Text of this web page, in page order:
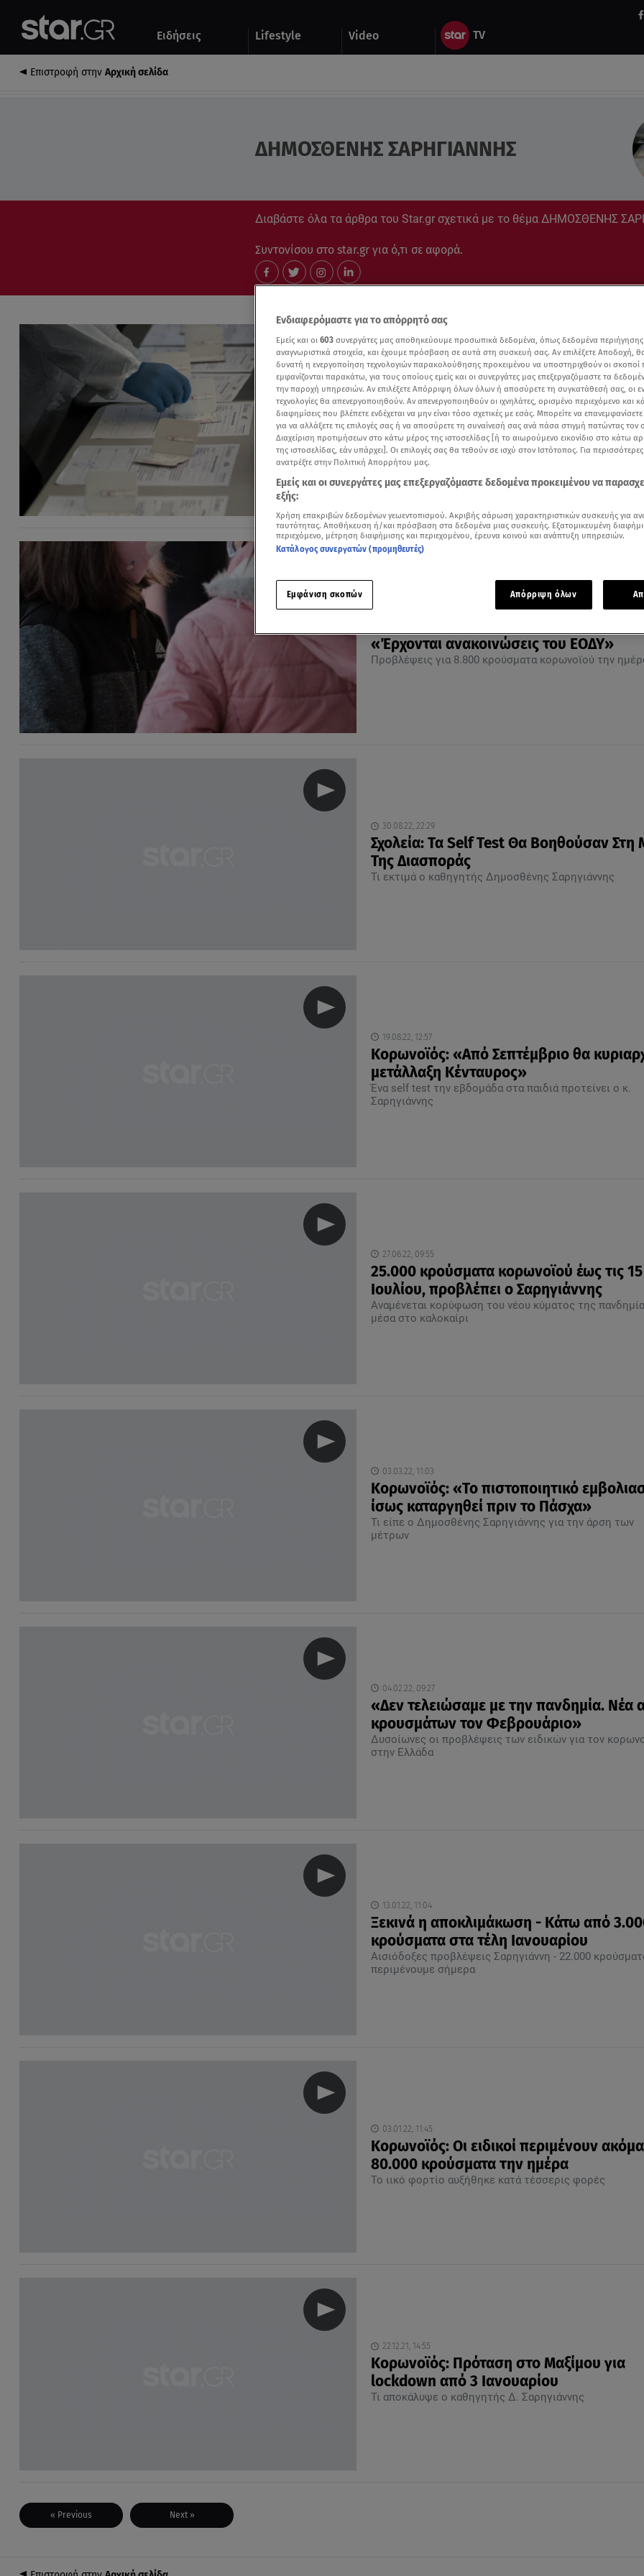
Ειδήσεις Lifestyle Video
Αυτοκίνητο
Επιστροφή στην Αρχική σελίδα
ΔΗΜΟΣΘΕΝΗΣ ΣΑΡΗΓΙΑΝΝΗΣ
Διαβάστε όλα τα άρθρα του Star.gr σχετικά με το θέμα ΔΗΜΟΣΘΕΝΗΣ
Συντονίσου στο star.gr για ό,τι σε αφορά.
08.01.24, 10:40
Κορωνοϊός: «Κορύφωση τέλη Γενάρη
κρούσματα τη μέρα»
Εφιαλτική πρόβλεψη από τον καθηγητή Σαρηγιάννη
«Έρχονται ανακοινώσεις του ΕΟΔΥ»
Προβλέψεις για 8.800 κρούσματα κορωνοϊού την
30.08.22, 22:29
Σχολεία: Τα Self Test Θα Βοηθούσαν Στη
Της Διασποράς
Τι εκτιμά ο καθηγητής Δημοσθένης Σαρηγιάννης
19.08.22, 12:57
Κορωνοϊός: «Από Σεπτέμβριο θα
μετάλλαξη Κένταυρος»
Ένα self test την εβδομάδα στα παιδιά προτείνει ο κ.
Σαρηγιάννης
27.06.22, 09:55
25.000 κρούσματα κορωνοϊού έως τις 15
Ιουλίου, προβλέπει ο Σαρηγιάννης
Αναμένεται κορύφωση του νέου κύματος της
μέσα στο καλοκαίρι
03.03.22, 11:03
Κορωνοϊός: «Το πιστοποιητικό
ίσως καταργηθεί πριν το Πάσχα»
Τι είπε ο Δημοσθένης Σαρηγιάννης για την άρση των
μέτρων
04.02.22, 09:27
«Δεν τελειώσαμε με την πανδημία. Νέα
κρουσμάτων τον Φεβρουάριο»
Δυσοίωνες οι προβλέψεις των ειδικών για τον
στην Ελλάδα
13.01.22, 11:04
Ξεκινά η αποκλιμάκωση - Κάτω από
κρούσματα στα τέλη Ιανουαρίου
Αισιόδοξες προβλέψεις Σαρηγιάννη - 22.000
περιμένουμε σήμερα
03.01.22, 11:45
Κορωνοϊός: Οι ειδικοί περιμένουν
80.000 κρούσματα την ημέρα
Το ιικό φορτίο αυξήθηκε κατά τέσσερις φορές
22.12.21, 14:55
Κορωνοϊός: Πρόταση στο Μαξίμου για
lockdown από 3 Ιανουαρίου
Τι αποκάλυψε ο καθηγητής Δ. Σαρηγιάννης
« Previous Next »
Ενδιαφερόμαστε για το απόρρητό σας
Εμείς και οι 603 συνεργάτες μας αποθηκεύουμε προσωπικά δεδομένα, όπως δεδομένα
αναγνωριστικά στοιχεία, και έχουμε πρόσβαση σε αυτά στη συσκευή σας. Αν επιλέξετε Αποδοχή,
δυνατή η ενεργοποίηση τεχνολογιών παρακολούθησης προκειμένου να υποστηριχθούν οι σκοποί
εμφανίζονται παρακάτω, για τους οποίους εμείς και οι συνεργάτες μας επεξεργαζόμαστε τα
την παροχή υπηρεσιών. Αν επιλέξετε Απόρριψη όλων όλων ή αποσύρετε τη συγκατάθεσή σας, οι
τεχνολογίες θα απενεργοποιηθούν. Αν απενεργοποιηθούν οι ιχνηλάτες, ορισμένο περιεχόμενο και
διαφημίσεις που βλέπετε ενδέχεται να μην είναι τόσο σχετικές με εσάς. Μπορείτε να
για να αλλάξετε τις επιλογές σας ή να αποσύρετε τη συναίνεσή σας ανά πάσα στιγμή πατώντας τον
Διαχείριση προτιμήσεων στο κάτω μέρος της ιστοσελίδας [ή το αιωρούμενο εικονίδιο στο κάτω
της ιστοσελίδας, εάν υπάρχει]. Οι επιλογές σας θα τεθούν σε ισχύ στον Ιστότοπος. Για
ανατρέξτε στην Πολιτική Απορρήτου μας.
Εμείς και οι συνεργάτες μας επεξεργαζόμαστε δεδομένα προκειμένου να
εξής:
Χρήση επακριβών δεδομένων γεωεντοπισμού. Ακριβής σάρωση χαρακτηριστικών συσκευής για
ταυτότητας. Αποθήκευση ή/και πρόσβαση στα δεδομένα μιας συσκευής. Εξατομικευμένη
περιεχόμενο, μέτρηση διαφήμισης και περιεχομένου, έρευνα κοινού και ανάπτυξη υπηρεσιών.
Κατάλογος συνεργατών (προμηθευτές)
Εμφάνιση σκοπών Απόρριψη όλων